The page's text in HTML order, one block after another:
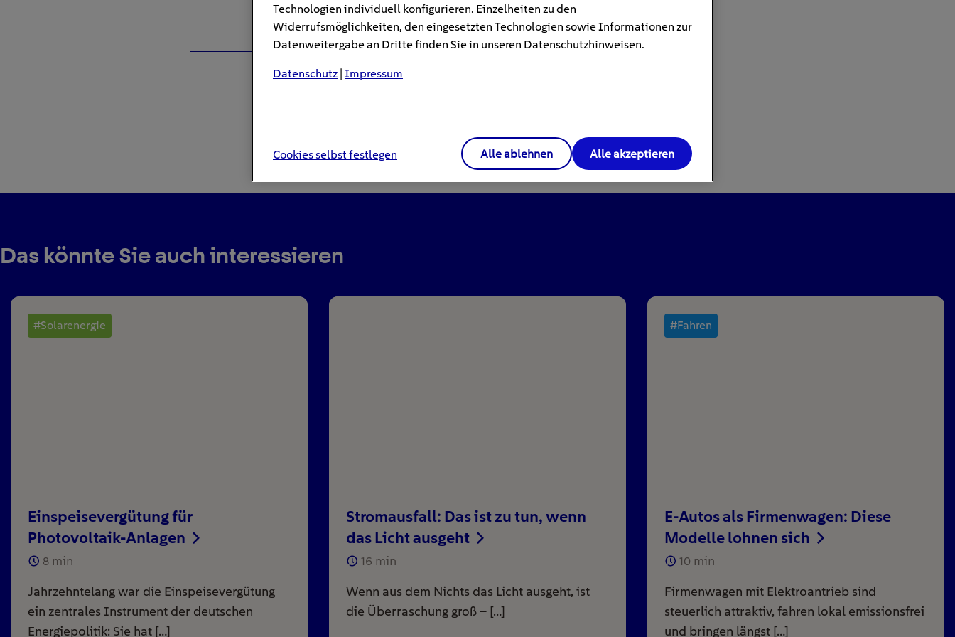
Das könnte Sie auch interessieren
#Solarenergie
Einspeisevergütung für
Photovoltaik-Anlagen
8 min
Jahrzehntelang war die Einspeisevergütung
ein zentrales Instrument der deutschen
Energiepolitik: Sie hat […]
Stromausfall: Das ist zu tun, wenn
das Licht ausgeht
16 min
Wenn aus dem Nichts das Licht ausgeht, ist
die Überraschung groß – […]
#Fahren
E-Autos als Firmenwagen: Diese
Modelle lohnen sich
10 min
Firmenwagen mit Elektroantrieb sind
steuerlich attraktiv, fahren lokal emissionsfrei
und bringen längst […]
Technologien individuell konfigurieren. Einzelheiten zu den
Widerrufsmöglichkeiten, den eingesetzten Technologien sowie Informationen zur
Datenweitergabe an Dritte finden Sie in unseren Datenschutzhinweisen.
Datenschutz Impressum
Cookies selbst festlegen Alle ablehnen Alle akzeptieren